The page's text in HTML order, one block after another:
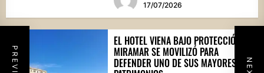
17/07/2026
EL HOTEL VIENA BAJO PROTECCIÓN:
MIRAMAR SE MOVILIZÓ PARA
DEFENDER UNO DE SUS MAYORES